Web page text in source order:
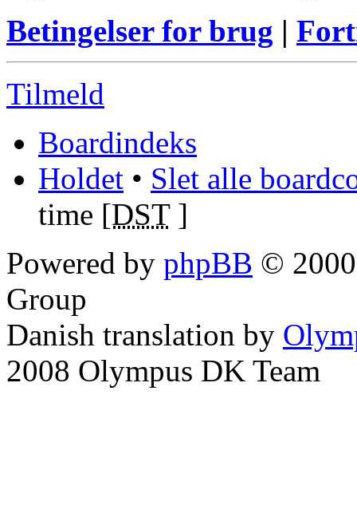
Betingelser for brug |
Tilmeld
Boardindeks
Holdet • Slet alle
time [DST]
Powered by phpBB ©
Group
Danish translation by
2008 Olympus DK Team